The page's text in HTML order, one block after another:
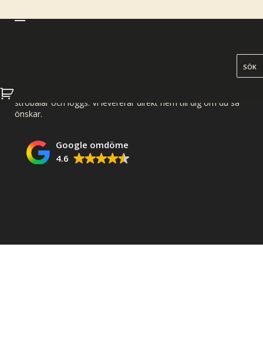
HEAT energi säljer pellets, ved, värmeloggs, ströbalar & oljor.
ströbalar och loggs. Vi levererar direkt hem till dig om du så
önskar.
Google omdöme
4.6